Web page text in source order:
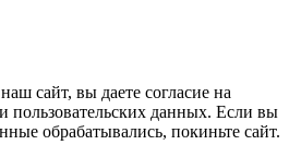
сайт, вы даете согласие на
пользовательских данных. Если вы
обрабатывались, покиньте сайт.